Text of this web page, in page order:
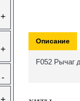
+
+
-
Описание
F052 Рычаг